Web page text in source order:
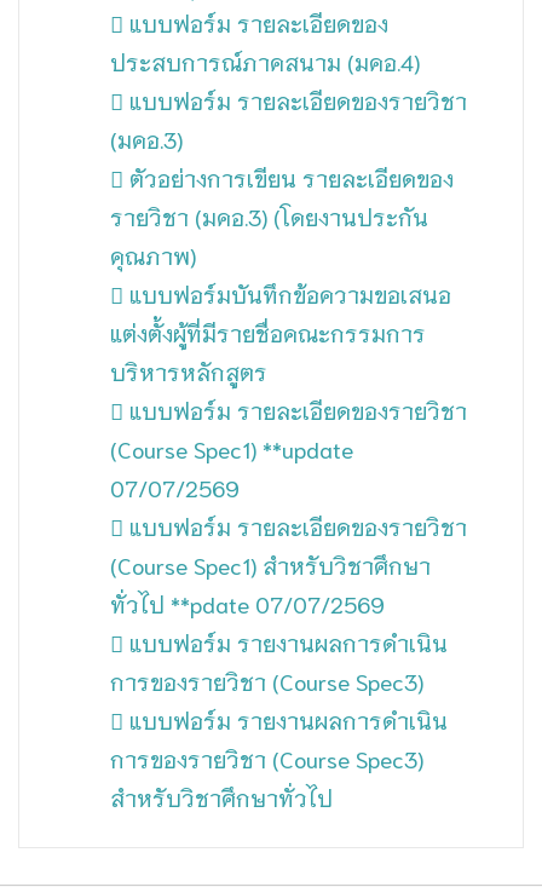
แบบฟอร์ม รายละเอียดของ
ประสบการณ์ภาคสนาม (มคอ.4)
แบบฟอร์ม รายละเอียดของรายวิชา
(มคอ.3)
ตัวอย่างการเขียน รายละเอียดของ
รายวิชา (มคอ.3) (โดยงานประกัน
คุณภาพ)
แบบฟอร์มบันทึกข้อความขอเสนอ
แต่งตั้งผู้ที่มีรายชื่อคณะกรรมการ
บริหารหลักสูตร
แบบฟอร์ม รายละเอียดของรายวิชา
(Course Spec1) **update
07/07/2569
แบบฟอร์ม รายละเอียดของรายวิชา
(Course Spec1) สำหรับวิชาศึกษา
ทั่วไป **pdate 07/07/2569
แบบฟอร์ม รายงานผลการดำเนิน
การของรายวิชา (Course Spec3)
แบบฟอร์ม รายงานผลการดำเนิน
การของรายวิชา (Course Spec3)
สำหรับวิชาศึกษาทั่วไป